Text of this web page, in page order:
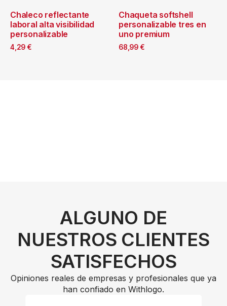
Chaleco reflectante
laboral alta visibilidad
personalizable
4,29 €
Chaqueta softshell
personalizable tres en
uno premium
68,99 €
ALGUNO DE
NUESTROS CLIENTES
SATISFECHOS
Opiniones reales de empresas y profesionales que ya
han confiado en Withlogo.